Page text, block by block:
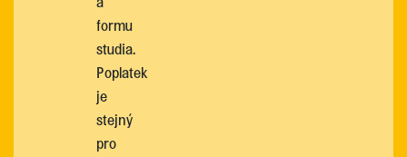
formu
studia.
Poplatek
je
stejný
pro